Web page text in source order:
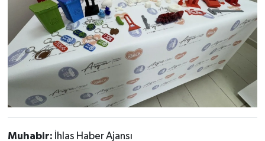
Muhabir: İhlas Haber Ajansı